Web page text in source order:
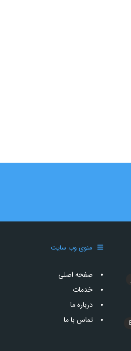
منوی وب سایت
صفحه اصلی
خدمات
درباره ما
تماس با ما